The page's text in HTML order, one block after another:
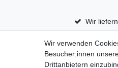
Wir
Wir verwenden
Besucher:innen
Drittanbietern